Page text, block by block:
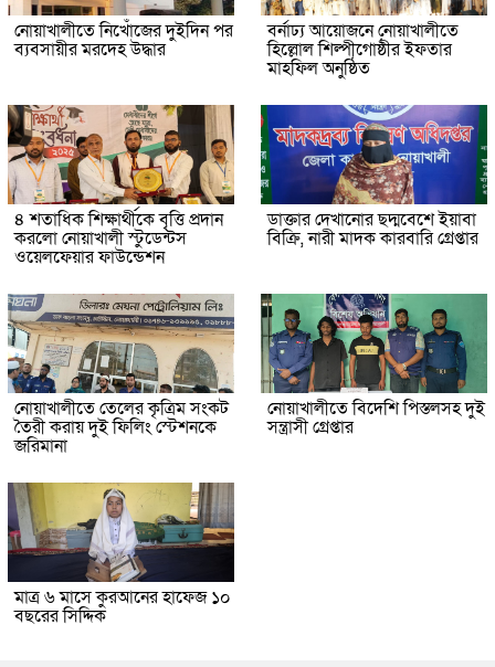
নোয়াখালীতে নিখোঁজের দুইদিন পর
ব্যবসায়ীর মরদেহ উদ্ধার
বর্নাঢ্য আয়োজনে নোয়াখালীতে
হিল্লোল শিল্পীগোষ্ঠীর ইফতার
মাহফিল অনুষ্ঠিত
৪ শতাধিক শিক্ষার্থীকে বৃত্তি প্রদান
করলো নোয়াখালী স্টুডেন্টস
ওয়েলফেয়ার ফাউন্ডেশন
ডাক্তার দেখানোর ছদ্মবেশে ইয়াবা
বিক্রি, নারী মাদক কারবারি গ্রেপ্তার
নোয়াখালীতে তেলের কৃত্রিম সংকট
তৈরী করায় দুই ফিলিং স্টেশনকে
জরিমানা
নোয়াখালীতে বিদেশি পিস্তলসহ দুই
সন্ত্রাসী গ্রেপ্তার
মাত্র ৬ মাসে কুরআনের হাফেজ ১০
বছরের সিদ্দিক